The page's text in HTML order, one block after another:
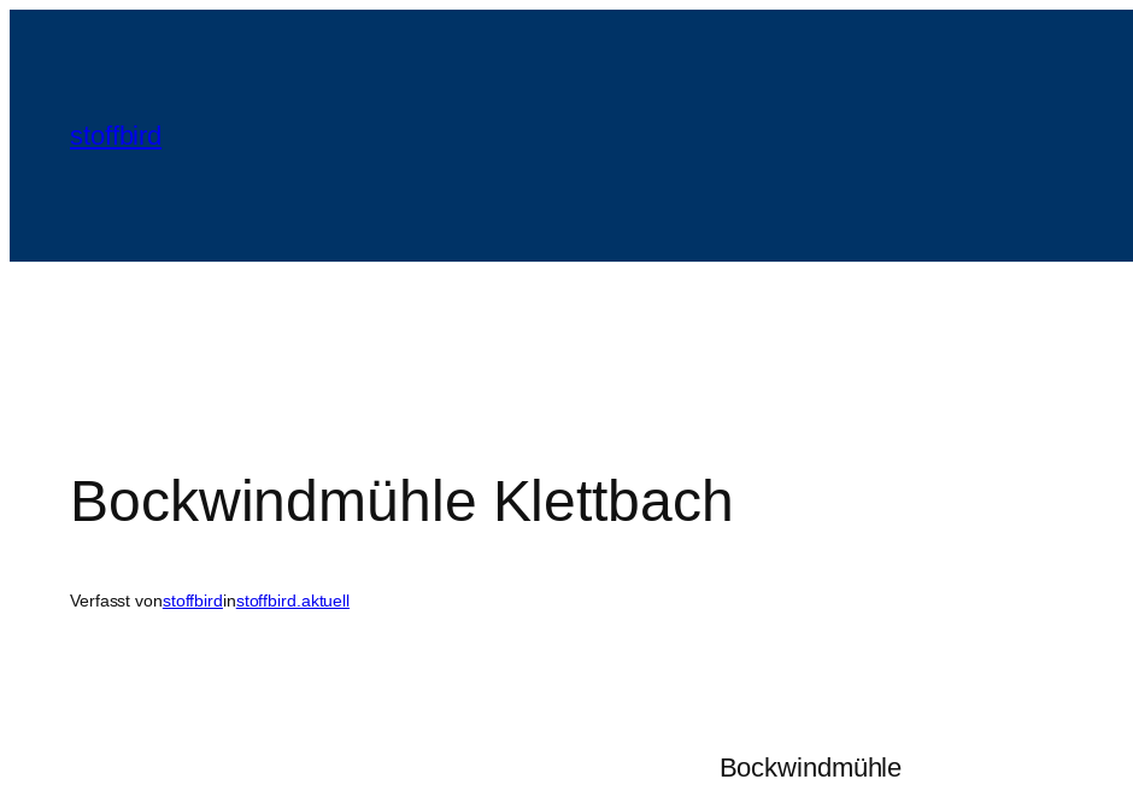
stoffbird
Bockwindmühle Klettbach
Verfasst vonstoffbirdinstoffbird.aktuell
Bockwindmühle